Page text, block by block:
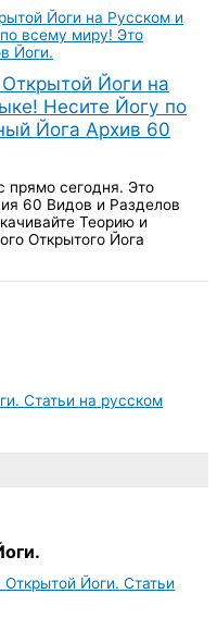
Йоги на
Несите Йогу по
Йога Архив 60
прямо сегодня. Это
60 Видов и Разделов
Теорию и
Открытого Йога
Статьи на русском
Йоги. Статьи